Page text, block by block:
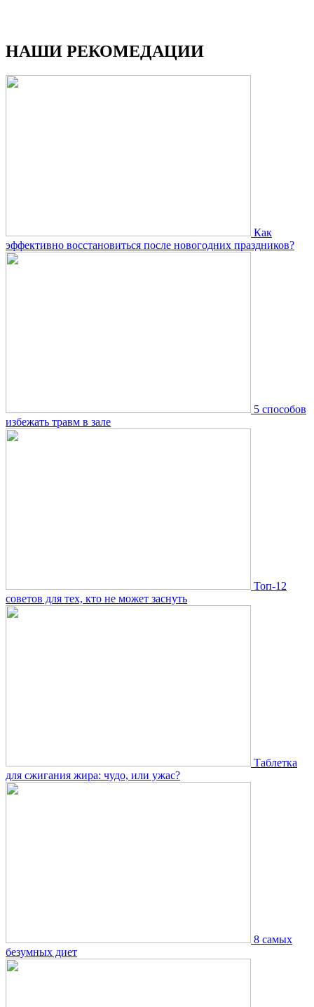
НАШИ РЕКОМЕДАЦИИ
Как
эффективно восстановиться после новогодних праздников?
5 способов
избежать травм в зале
Топ-12
советов для тех, кто не может заснуть
Таблетка
для сжигания жира: чудо, или ужас?
8 самых
безумных диет